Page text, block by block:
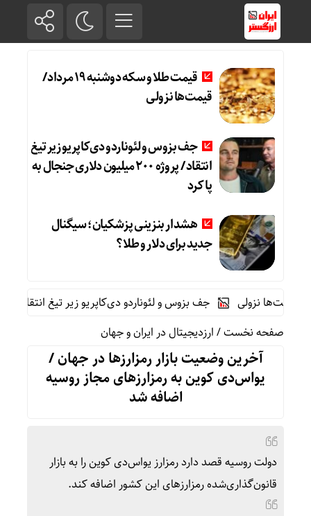
قیمت طلا و سکه دوشنبه 19 مرداد/
قیمت‌ها نزولی
جف بزوس و لئوناردو دی‌کاپریو زیر تیغ
انتقاد / پروژه ۲۰۰ میلیون دلاری جنجال به
پا کرد
هشدار بنزینی پزشکیان؛ سیگنال
جدید برای دلار و طلا؟
جف بزوس و لئوناردو دی‌کاپریو زیر تیغ انتقاد / پروژه ۲۰۰ میلیون دلاری جنجال به پا کرد
صفحه نخست/ارزدیجیتال در ایران و جهان
آخرین وضعیت بازار رمزارزها در جهان /
یواس‌دی کوین به رمزارزهای مجاز روسیه
اضافه شد
دولت روسیه قصد دارد رمزارز یواس‌دی‌ کوین را به بازار
قانون‌گذاری‌شده رمزارزهای این کشور اضافه کند.